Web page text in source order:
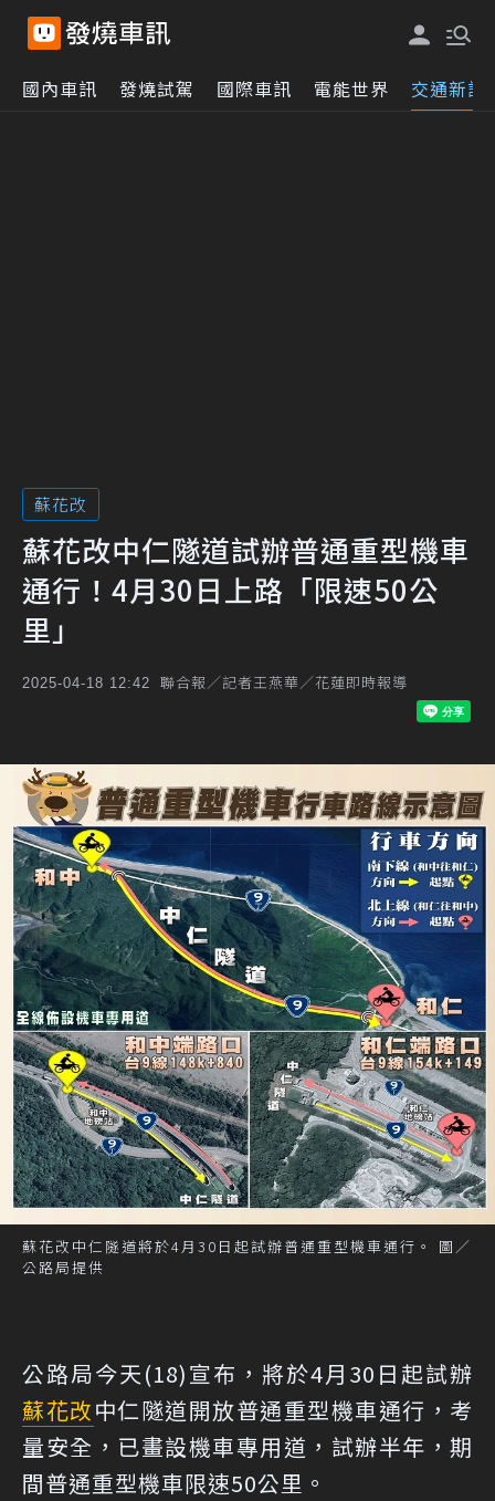
國內車訊 發燒試駕 國際車訊 電能世界 交通新訊
蘇花改
蘇花改中仁隧道試辦普通重型機車
通行！4月30日上路「限速50公
里」
2025-04-18 12:42 聯合報／記者王燕華／花蓮即時報導
蘇花改中仁隧道將於4月30日起試辦普通重型機車通行。 圖／
公路局提供
公路局今天(18)宣布，將於4月30日起試辦
蘇花改中仁隧道開放普通重型機車通行，考
量安全，已畫設機車專用道，試辦半年，期
間普通重型機車限速50公里。